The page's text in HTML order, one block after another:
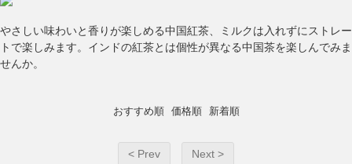
やさしい味わいと香りが楽しめる中国紅茶、ミルクは入れずにストレー
トで楽しみます。インドの紅茶とは個性が異なる中国茶を楽しんでみま
せんか。
おすすめ順 価格順 新着順
< Prev Next >